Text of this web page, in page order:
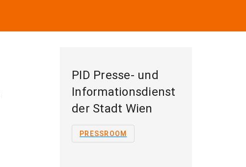
PID Presse- und
Informationsdienst
der Stadt Wien
PRESSROOM